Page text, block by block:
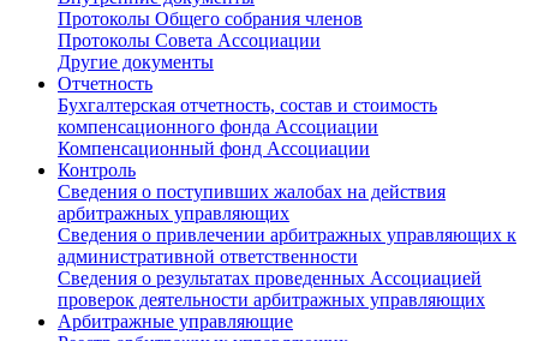
Протоколы Общего собрания членов
Протоколы Совета Ассоциации
Другие документы
Отчетность
Бухгалтерская отчетность, состав и стоимость
компенсационного фонда Ассоциации
Компенсационный фонд Ассоциации
Контроль
Сведения о поступивших жалобах на действия
арбитражных управляющих
Сведения о привлечении арбитражных управляющих к
административной ответственности
Сведения о результатах проведенных Ассоциацией
проверок деятельности арбитражных управляющих
Арбитражные управляющие